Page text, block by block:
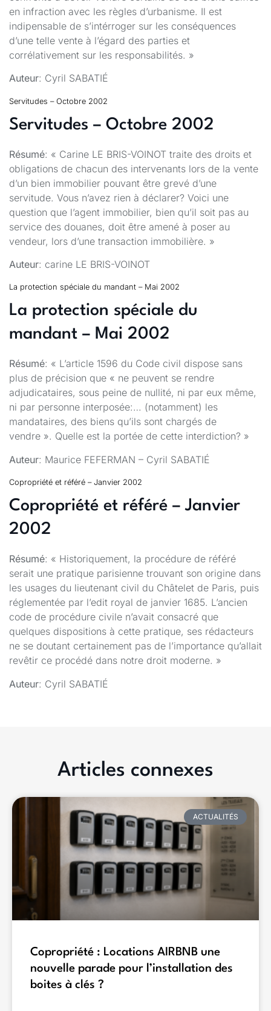
en infraction avec les règles d’urbanisme. Il est
indipensable de s’intérroger sur les conséquences
d’une telle vente à l’égard des parties et
corrélativement sur les responsabilités. »
Auteur: Cyril SABATIÉ
Servitudes – Octobre 2002
Servitudes – Octobre 2002
Résumé: « Carine LE BRIS-VOINOT traite des droits et
obligations de chacun des intervenants lors de la vente
d’un bien immobilier pouvant être grevé d’une
servitude. Vous n’avez rien à déclarer? Voici une
question que l’agent immobilier, bien qu’il soit pas au
service des douanes, doit être amené à poser au
vendeur, lors d’une transaction immobilière. »
Auteur: carine LE BRIS-VOINOT
La protection spéciale du mandant – Mai 2002
La protection spéciale du
mandant – Mai 2002
Résumé: « L’article 1596 du Code civil dispose sans
plus de précision que « ne peuvent se rendre
adjudicataires, sous peine de nullité, ni par eux même,
ni par personne interposée:… (notamment) les
mandataires, des biens qu’ils sont chargés de
vendre ». Quelle est la portée de cette interdiction? »
Auteur: Maurice FEFERMAN – Cyril SABATIÉ
Copropriété et référé – Janvier 2002
Copropriété et référé – Janvier
2002
Résumé: « Historiquement, la procédure de référé
serait une pratique parisienne trouvant son origine dans
les usages du lieutenant civil du Châtelet de Paris, puis
réglementée par l’edit royal de janvier 1685. L’ancien
code de procédure civile n’avait consacré que
quelques dispositions à cette pratique, ses rédacteurs
ne se doutant certainement pas de l’importance qu’allait
revêtir ce procédé dans notre droit moderne. »
Auteur: Cyril SABATIÉ
Articles connexes
ACTUALITÉS
Copropriété : Locations AIRBNB une
nouvelle parade pour l’installation des
boites à clés ?